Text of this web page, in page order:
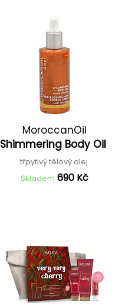
MoroccanOil
Shimmering Body Oil
třpytivý tělový olej
Skladem 690 Kč